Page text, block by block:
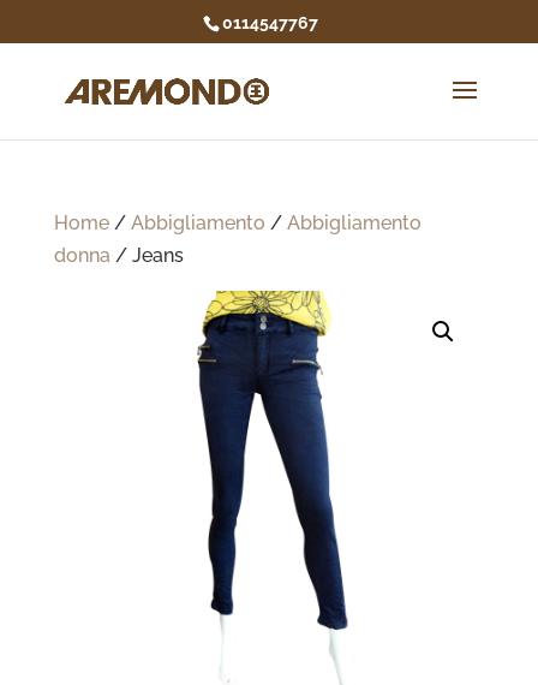
0114547767
Home/ Abbigliamento / Abbigliamento
donna/ Jeans